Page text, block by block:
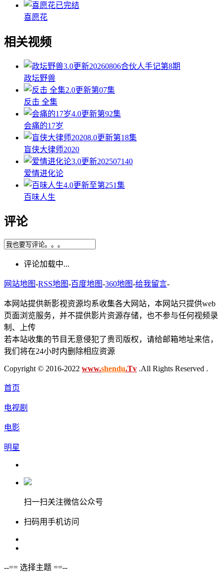
已完结
喜愿花
相关视频
3.0更新20260806合伙人手记第8期
政坛野兽
2.0更新第07集
反击 全集
4.0更新第92集
会痛的17岁
8.0更新第18集
盲侠大律师2020
3.0更新202507140
爱情进化论
4.0更新至第251集
百味人生
评论
评论加载中...
网站地图-RSS地图-百度地图-360地图-给我留言-
本网站提供新影视资源均系收集各大网站，本网站只提供web
页面浏览服务，并不提供影片资源存储，也不参与任何视频录
制、上传
若本站收集的节目无意侵犯了贵司版权，请给邮箱地址来信，
我们将在24小时内删除相应资源
Copyright © 2016-2022 www.shendu.Tv .All Rights Reserved .
首页
电视剧
电影
明星
扫一扫关注微信公众号
扫码用手机访问
--== 选择主题 ==--